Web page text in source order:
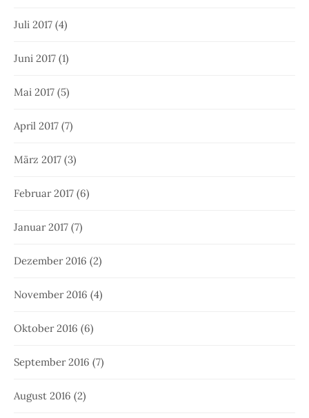
Juli 2017 (4)
Juni 2017 (1)
Mai 2017 (5)
April 2017 (7)
März 2017 (3)
Februar 2017 (6)
Januar 2017 (7)
Dezember 2016 (2)
November 2016 (4)
Oktober 2016 (6)
September 2016 (7)
August 2016 (2)